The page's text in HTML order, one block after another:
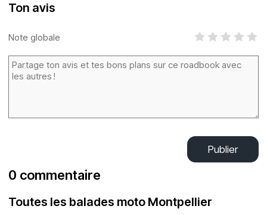
Ton avis
Note globale
Publier
0 commentaire
Toutes les balades moto Montpellier